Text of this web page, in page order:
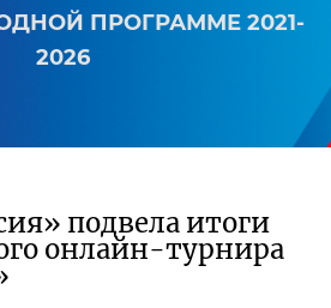
ПРОГРАММЕ 2021-
2026
подвела итоги
онлайн-турнира